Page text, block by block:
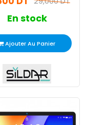
En stock
Ajouter Au Panier